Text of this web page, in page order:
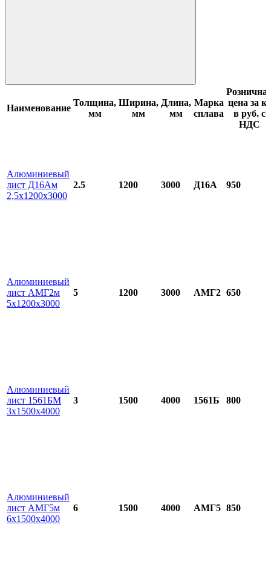
Наименование
Толщина,
мм
Ширина,
мм
Длина,
мм
Марка
сплава
цена за кг
в руб. с
НДС
Алюминиевый
лист Д16Ам
2,5х1200х3000
2.5 1200 3000 Д16А 950
Алюминиевый
лист АМГ2м
5х1200х3000
5 1200 3000 АМГ2 650
Алюминиевый
лист 1561БМ
3х1500х4000
3 1500 4000 1561Б 800
Алюминиевый
лист АМГ5м
6х1500х4000
6 1500 4000 АМГ5 850